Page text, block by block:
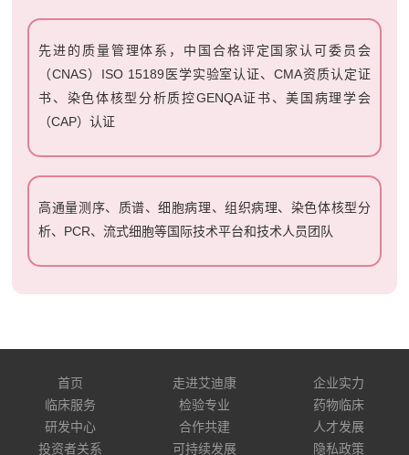
先进的质量管理体系，中国合格评定国家认可委员会
（CNAS）ISO 15189医学实验室认证、CMA资质认定证
书、染色体核型分析质控GENQA证书、美国病理学会
（CAP）认证
高通量测序、质谱、细胞病理、组织病理、染色体核型分
析、PCR、流式细胞等国际技术平台和技术人员团队
首页 走进艾迪康
企业实力
临床服务
检验专业
药物临床
研发中心
合作共建
人才发展
投资者关系
可持续发展 隐私政策